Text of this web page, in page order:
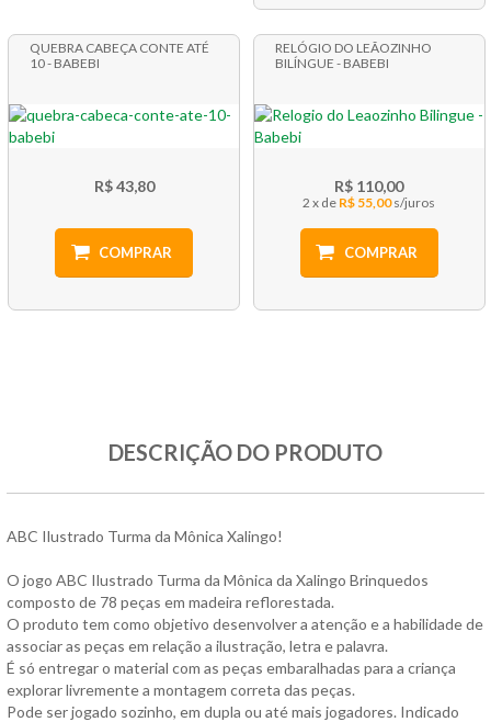
QUEBRA CABEÇA CONTE ATÉ
10 - BABEBI
R$ 43,80
COMPRAR
RELÓGIO DO LEÃOZINHO
BILÍNGUE - BABEBI
R$ 110,00
2 x R$ 55,00
COMPRAR
DESCRIÇÃO DO PRODUTO
ABC Ilustrado Turma da Mônica Xalingo!
O jogo ABC Ilustrado Turma da Mônica da Xalingo Brinquedos
composto de 78 peças em madeira reflorestada.
O produto tem como objetivo desenvolver a atenção e a habilidade de
associar as peças em relação a ilustração, letra e palavra.
É só entregar o material com as peças embaralhadas para a criança
explorar livremente a montagem correta das peças.
Pode ser jogado sozinho, em dupla ou até mais jogadores. Indicado